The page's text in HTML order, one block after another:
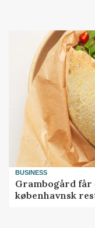
BUSINESS
Grambogård får
københavnsk